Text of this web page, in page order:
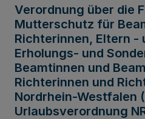
Verordnung über die
Mutterschutz für
Richterinnen, Eltern -
Erholungs- und
Beamtinnen und
Richterinnen und
Nordrhein-Westfalen
Urlaubsverordnung